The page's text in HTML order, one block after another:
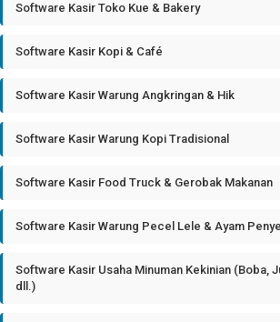
Software Kasir Toko Kue & Bakery
Software Kasir Kopi & Café
Software Kasir Warung Angkringan & Hik
Software Kasir Warung Kopi Tradisional
Software Kasir Food Truck & Gerobak Makanan
Software Kasir Warung Pecel Lele & Ayam
Software Kasir Usaha Minuman Kekinian (Boba,
dll.)